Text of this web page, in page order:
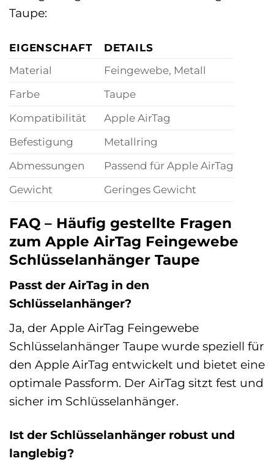
Taupe:
EIGENSCHAFT
DETAILS
Material
Feingewebe, Metall
Farbe
Taupe
Kompatibilität
Apple AirTag
Befestigung
Metallring
Abmessungen
Passend für Apple AirTag
Gewicht
Geringes Gewicht
FAQ – Häufig gestellte Fragen
zum Apple AirTag Feingewebe
Schlüsselanhänger Taupe
Passt der AirTag in den
Schlüsselanhänger?
Ja, der Apple AirTag Feingewebe
Schlüsselanhänger Taupe wurde speziell für
den Apple AirTag entwickelt und bietet eine
optimale Passform. Der AirTag sitzt fest und
sicher im Schlüsselanhänger.
Ist der Schlüsselanhänger robust und
langlebig?